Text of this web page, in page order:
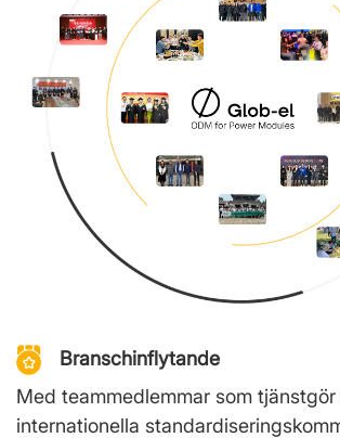
Branschinflytande
Med teammedlemmar som tjänstgör
internationella